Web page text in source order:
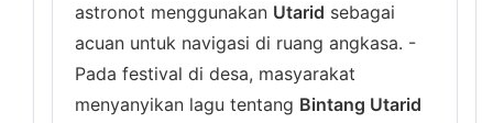
astronot menggunakan Utarid sebagai
acuan untuk navigasi di ruang angkasa. -
Pada festival di desa, masyarakat
menyanyikan lagu tentang Bintang Utarid